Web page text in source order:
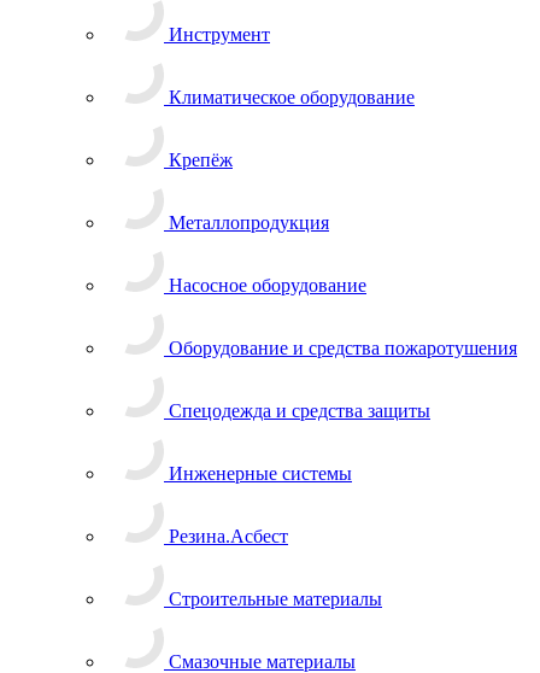
Инструмент
Климатическое оборудование
Крепёж
Металлопродукция
Насосное оборудование
Оборудование и средства пожаротушения
Спецодежда и средства защиты
Инженерные системы
Резина.Асбест
Строительные материалы
Смазочные материалы